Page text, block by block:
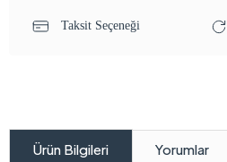
Taksit Seçeneği
Ürün Bilgileri Yorumlar